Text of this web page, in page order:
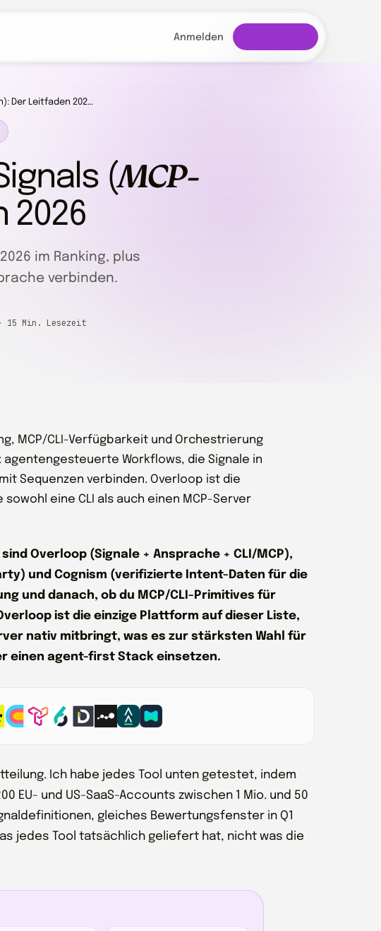
Anmelden
Der Leitfaden 202…
(MCP-
2026
im Ranking, plus
verbinden.
15 Min. Lesezeit
MCP/CLI-Verfügbarkeit und Orchestrierung
agentengesteuerte Workflows, die Signale in
Sequenzen verbinden. Overloop ist die
eine CLI als auch einen MCP-Server
Overloop (Signale + Ansprache + CLI/MCP),
und Cognism (verifizierte Intent-Daten für die
und danach, ob du MCP/CLI-Primitives für
ist die einzige Plattform auf dieser Liste,
nativ mitbringt, was es zur stärksten Wahl für
einen agent-first Stack einsetzen.
Ich habe jedes Tool unten getestet, indem
EU- und US-SaaS-Accounts zwischen 1 Mio. und 50
gleiches Bewertungsfenster in Q1
jedes Tool tatsächlich geliefert hat, nicht was die